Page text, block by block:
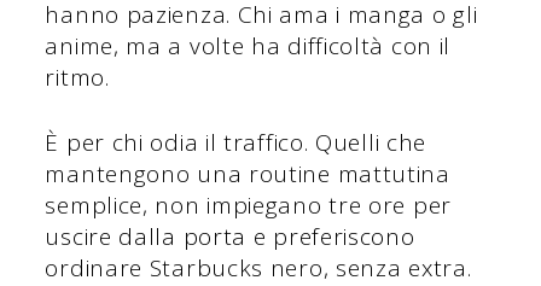
hanno pazienza. Chi ama i manga o gli
anime, ma a volte ha difficoltà con il
ritmo.
È per chi odia il traffico. Quelli che
mantengono una routine mattutina
semplice, non impiegano tre ore per
uscire dalla porta e preferiscono
ordinare Starbucks nero, senza extra.